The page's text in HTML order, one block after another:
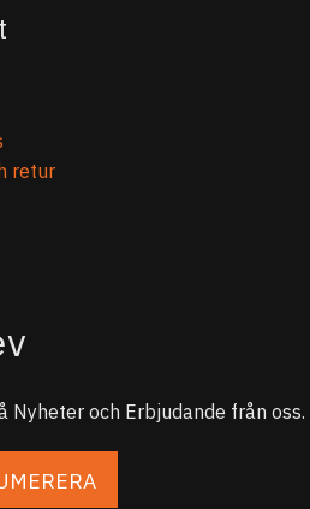
retur
Nyheter och Erbjudande från oss.